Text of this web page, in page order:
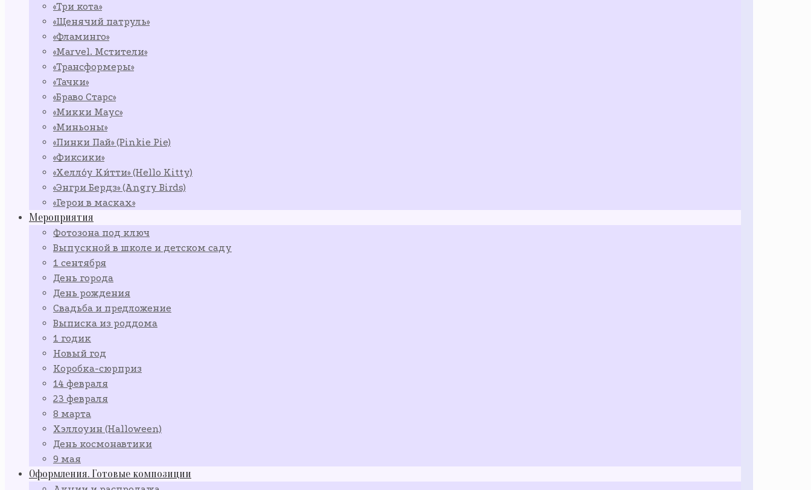
«Три кота»
«Щенячий патруль»
«Фламинго»
«Marvel. Мстители»
«Трансформеры»
«Тачки»
«Браво Старс»
«Микки Маус»
«Миньоны»
«Пинки Пай» (Pinkie Pie)
«Фиксики»
«Хелло́у Ки́тти» (Hello Kitty)
«Энгри Бердз» (Angry Birds)
«Герои в масках»
Мероприятия
Фотозона под ключ
Выпускной в школе и детском саду
1 сентября
День города
День рождения
Свадьба и предложение
Выписка из роддома
1 годик
Новый год
Коробка-сюрприз
14 февраля
23 февраля
8 марта
Хэллоуин (Halloween)
День космонавтики
9 мая
Оформления. Готовые композиции